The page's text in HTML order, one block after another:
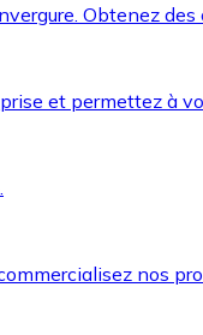
Obtenez
et permettez à
nos